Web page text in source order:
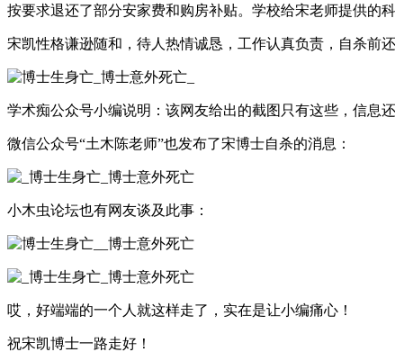
按要求退还了部分安家费和购房补贴。学校给宋老师提供的
宋凯性格谦逊随和，待人热情诚恳，工作认真负责，自杀前
学术痴公众号小编说明：该网友给出的截图只有这些，信息还
微信公众号“土木陈老师”也发布了宋博士自杀的消息：
小木虫论坛也有网友谈及此事：
哎，好端端的一个人就这样走了，实在是让小编痛心！
祝宋凯博士一路走好！